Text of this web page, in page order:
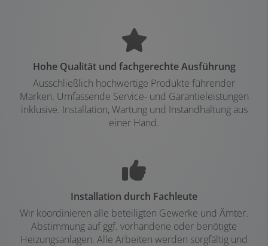
Hohe Qualität und fachgerechte Ausführung
Ausschließlich hochwertige Produkte führender
Marken. Umfassende Service- und Garantieleistungen
inklusive. Installation, Wartung und Instandhaltung aus
einer Hand.
Installation durch Fachleute
Wir koordinieren alle beteiligten Gewerke und Ämter.
Abstimmung auf ggf. vorhandene oder benötigte
Heizungsanlagen. Alle Arbeiten werden sorgfältig und